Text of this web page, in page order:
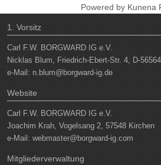
Powered by Kunena
1. Vorsitz
Carl F.W. BORGWARD IG e.V.
Nicklas Blum, Friedrich-Ebert-Str. 4, D-
e-Mail: n.blum@borgward-ig.de
Website
Carl F.W. BORGWARD IG e.V.
Joachim Krah, Vogelsang 2, 57548 Kirchen
e-Mail: webmaster@borgward-ig.com
Mitgliederverwaltung